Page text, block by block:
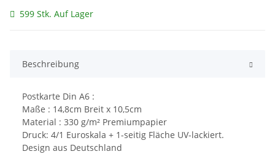
599 Stk. Auf Lager
Beschreibung
Postkarte Din A6 :
Maße : 14,8cm Breit x 10,5cm
Material : 330 g/m² Premiumpapier
Druck: 4/1 Euroskala + 1-seitig Fläche UV-lackiert.
Design aus Deutschland